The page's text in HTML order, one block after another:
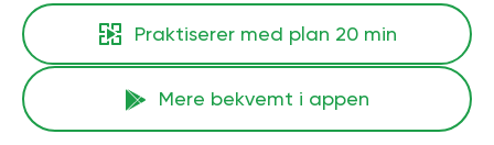
Praktiserer med plan 20 min
Mere bekvemt i appen